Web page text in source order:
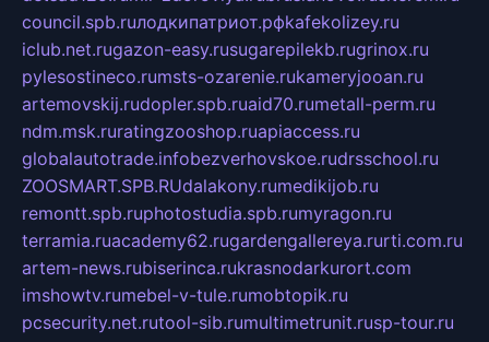
council.spb.ruлодкипатриот.рфkafekolizey.ru
iclub.net.rugazon-easy.rusugarepilekb.rugrinox.ru
pylesostineco.rumsts-ozarenie.rukameryjooan.ru
artemovskij.rudopler.spb.ruaid70.rumetall-perm.ru
ndm.msk.ruratingzooshop.ruapiaccess.ru
globalautotrade.infobezverhovskoe.rudrsschool.ru
ZOOSMART.SPB.RUdalakony.rumedikijob.ru
remontt.spb.ruphotostudia.spb.rumyragon.ru
terramia.ruacademy62.rugardengallereya.rurti.com.ru
artem-news.rubiserinca.rukrasnodarkurort.com
imshowtv.rumebel-v-tule.rumobtopik.ru
pcsecurity.net.rutool-sib.rumultimetrunit.rusp-tour.ru